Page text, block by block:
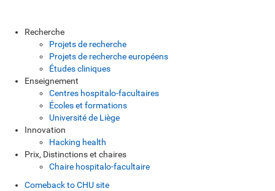
Recherche
Projets de recherche
Projets de recherche européens
Études cliniques
Enseignement
Centres hospitalo-facultaires
Écoles et formations
Université de Liège
Innovation
Hacking health
Prix, Distinctions et chaires
Chaire hospitalo-facultaire
Comeback to CHU site